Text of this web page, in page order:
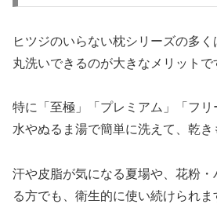
ヒツジのいらない枕シリーズの多
丸洗いできるのが大きなメリットで
特に「至極」「プレミアム」「フリ
水やぬるま湯で簡単に洗えて、乾き
汗や皮脂が気になる夏場や、花粉
る方でも、衛生的に使い続けられま